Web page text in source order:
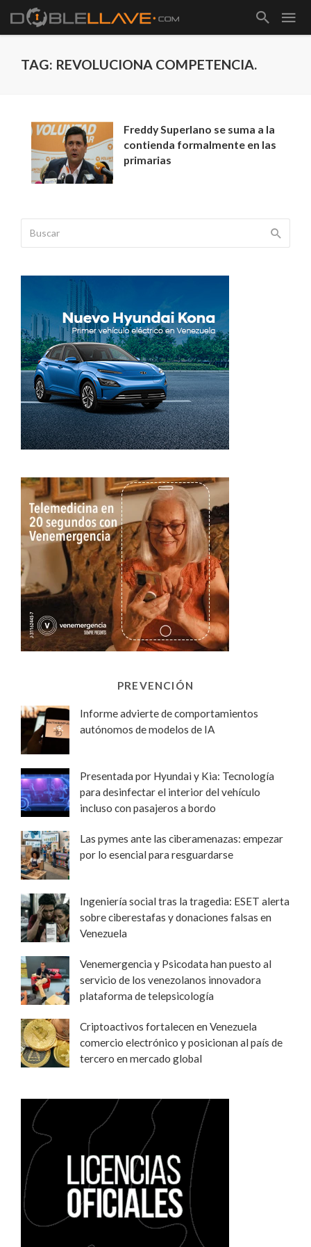
TAG: REVOLUCIONA COMPETENCIA.
Freddy Superlano se suma a la
contienda formalmente en las
primarias
PREVENCIÓN
Informe advierte de comportamientos
autónomos de modelos de IA
Presentada por Hyundai y Kia: Tecnología
para desinfectar el interior del vehículo
incluso con pasajeros a bordo
Las pymes ante las ciberamenazas: empezar
por lo esencial para resguardarse
Ingeniería social tras la tragedia: ESET alerta
sobre ciberestafas y donaciones falsas en
Venezuela
Venemergencia y Psicodata han puesto al
servicio de los venezolanos innovadora
plataforma de telepsicología
Criptoactivos fortalecen en Venezuela
comercio electrónico y posicionan al país de
tercero en mercado global